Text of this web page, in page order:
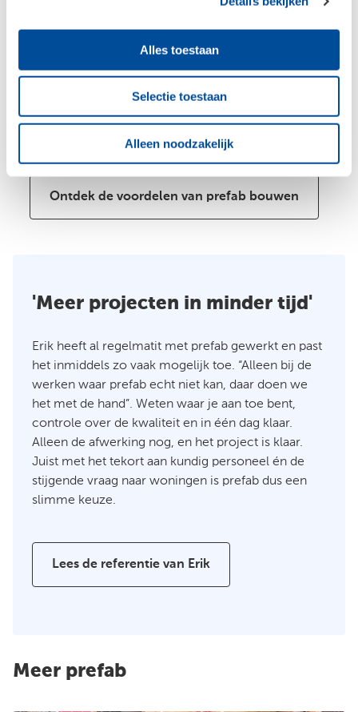
Alles toestaan
Selectie toestaan
Alleen noodzakelijk
Wij staan voor direct en persoonlijk contact en
zetten nét dat stapje extra. Met ons uitgebreide
netwerk van leveranciers hebben we altijd een
passende deal voor jouw project.
Ontdek de voordelen van prefab bouwen
'Meer projecten in minder tijd'
Erik heeft al regelmatit met prefab gewerkt en past
het inmiddels zo vaak mogelijk toe. “Alleen bij de
werken waar prefab echt niet kan, daar doen we
het met de hand”. Weten waar je aan toe bent,
controle over de kwaliteit en in één dag klaar.
Alleen de afwerking nog, en het project is klaar.
Juist met het tekort aan kundig personeel én de
stijgende vraag naar woningen is prefab dus een
slimme keuze.
Lees de referentie van Erik
Meer prefab